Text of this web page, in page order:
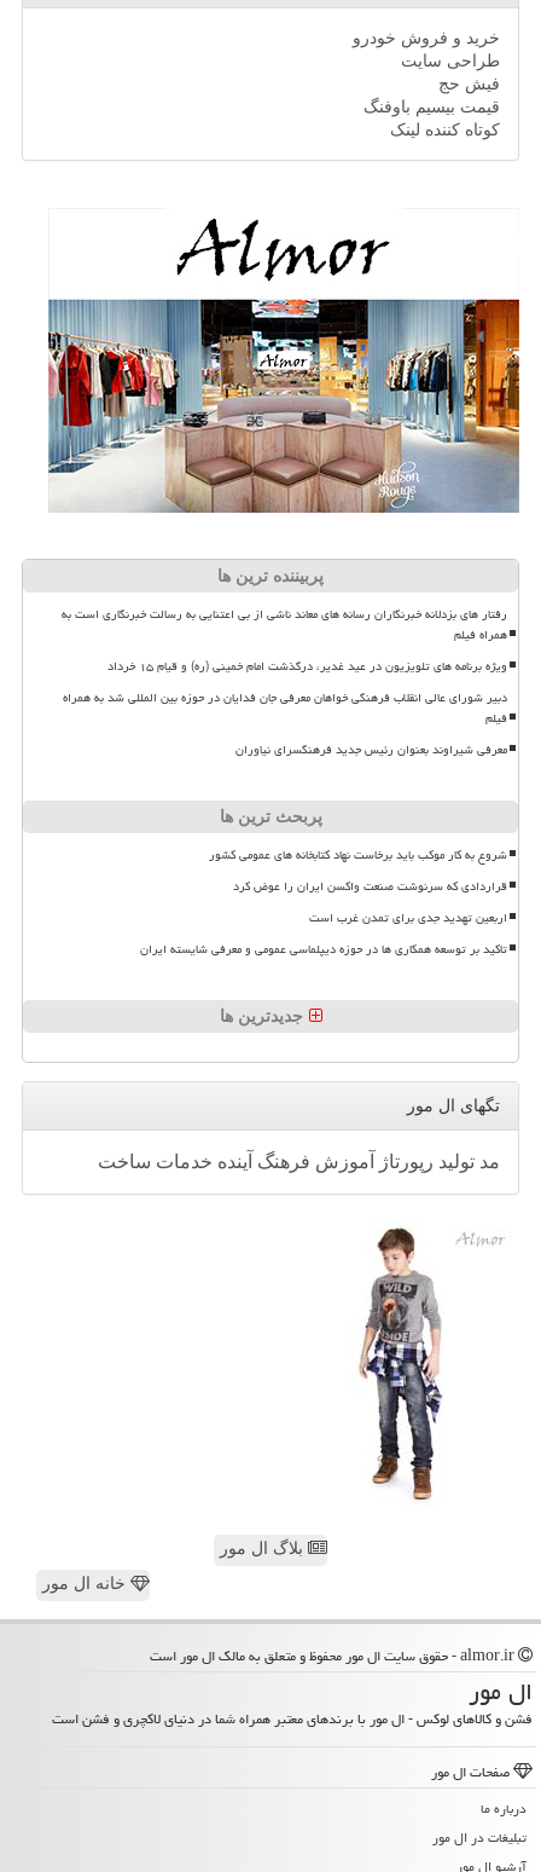
خرید و فروش خودرو
طراحی سایت
فیش حج
قیمت بیسیم باوفنگ
کوتاه کننده لینک
پربیننده ترین ها
رفتار های بزدلانه خبرنگاران رسانه های معاند ناشی از بی اعتنایی به رسالت خبرنگاری است به
همراه فیلم
ویژه برنامه های تلویزیون در عید غدیر، درگذشت امام خمینی (ره) و قیام ۱۵ خرداد
دبیر شورای عالی انقلاب فرهنگی خواهان معرفی جان فدایان در حوزه بین المللی شد به همراه
فیلم
معرفی شیراوند بعنوان رئیس جدید فرهنگسرای نیاوران
پربحث ترین ها
شروع به کار موکب باید برخاست نهاد کتابخانه های عمومی کشور
قراردادی که سرنوشت صنعت واکسن ایران را عوض کرد
اربعین تهدید جدی برای تمدن غرب است
تاکید بر توسعه همکاری ها در حوزه دیپلماسی عمومی و معرفی شایسته ایران
جدیدترین ها
تگهای ال مور
مد تولید رپورتاژ آموزش فرهنگ آینده خدمات ساخت
بلاگ ال مور
خانه ال مور
ال مور
فشن و کالاهای لوکس - ال مور با برندهای معتبر همراه شما در دنیای لاکچری و فشن است
صفحات ال مور
درباره ما
تبلیغات در ال مور
آرشیو ال مور